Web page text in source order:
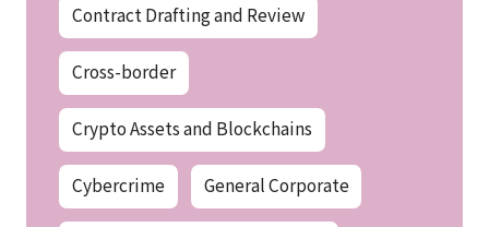
Contract Drafting and Review
Cross-border
Crypto Assets and Blockchains
Cybercrime General Corporate